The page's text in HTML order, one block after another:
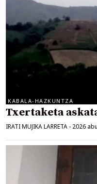
KABALA-HAZKUNTZA
Txertaketa
IRATI MUJIKA LARRETA - 2026